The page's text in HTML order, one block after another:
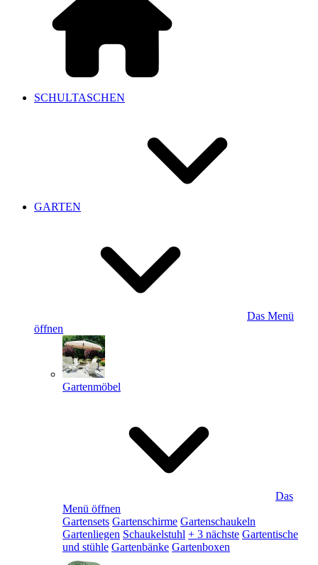
SCHULTASCHEN
GARTEN
Das Menü
öffnen
Gartenmöbel
Das
Menü öffnen
Gartensets Gartenschirme Gartenschaukeln
Gartenliegen Schaukelstuhl + 3 nächste Gartentische
und stühle Gartenbänke Gartenboxen